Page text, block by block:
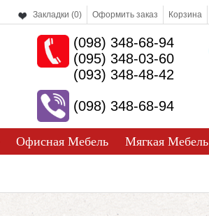
Корзина
Оформить заказ
Закладки (0)
(098) 348-68-94
(095) 348-03-60
(093) 348-48-42
(098) 348-68-94
Офисная Мебель Мягкая Мебель